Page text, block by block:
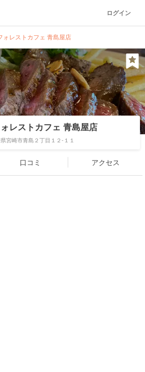
ログイン
ォレストカフェ 青島屋店
レストカフェ 青島屋店
宮崎市青島２丁目１２-１１
口コミ アクセス